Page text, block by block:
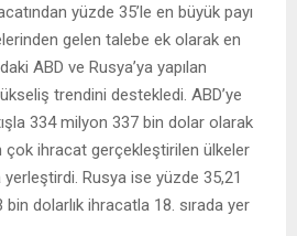
yüzde 35’le en büyük payı
gelen talebe ek olarak en
ABD ve Rusya’ya yapılan
trendini destekledi. ABD’ye
334 milyon 337 bin dolar olarak
çok ihracat gerçekleştirilen ülkeler
yerleştirdi. Rusya ise yüzde 35,21
dolarlık ihracatla 18. sırada yer